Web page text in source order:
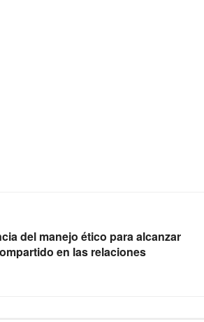
del manejo ético para alcanzar
en las relaciones